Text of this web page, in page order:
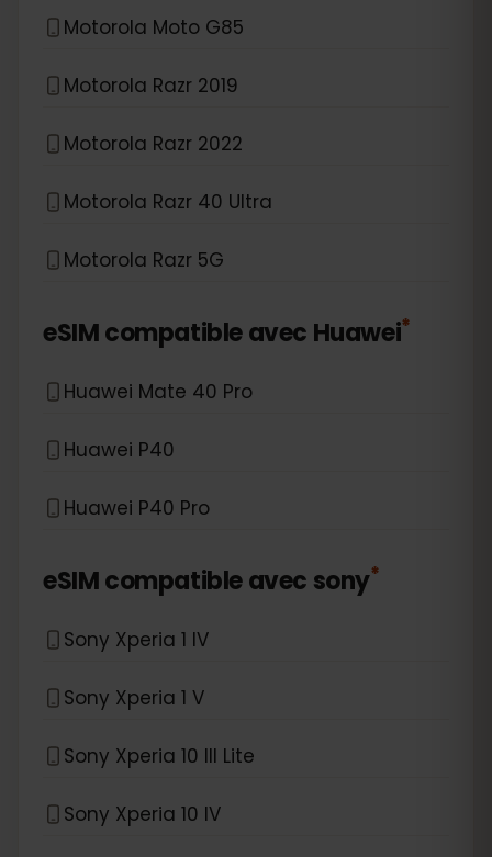
Motorola Moto G85
Motorola Razr 2019
Motorola Razr 2022
Motorola Razr 40 Ultra
Motorola Razr 5G
eSIM compatible avec Huawei*
Huawei Mate 40 Pro
Huawei P40
Huawei P40 Pro
eSIM compatible avec sony*
Sony Xperia 1 IV
Sony Xperia 1 V
Sony Xperia 10 III Lite
Sony Xperia 10 IV